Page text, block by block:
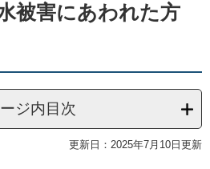
被害にあわれた方
ジ内目次
更新日：2025年7月10日更新